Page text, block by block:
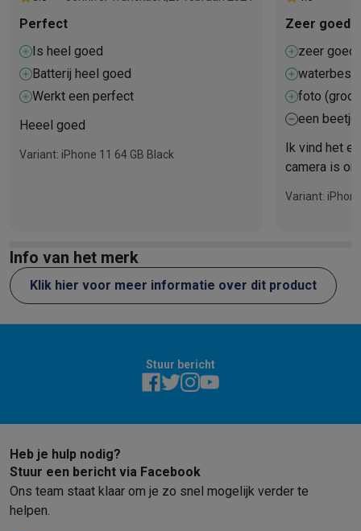
Perfect
Is heel goed
Batterij heel goed
Werkt een perfect
Heeel goed
Variant: iPhone 11 64 GB Black
Zeer
zeer
foto
een beetje
Ik vind het
camera is
moeite
Variant:
Info van het merk
Klik hier voor meer informatie over dit product
Stuur bericht
Heb je hulp nodig?
Stuur een bericht via Facebook
Ons team staat klaar om je zo snel mogelijk verder te
helpen.